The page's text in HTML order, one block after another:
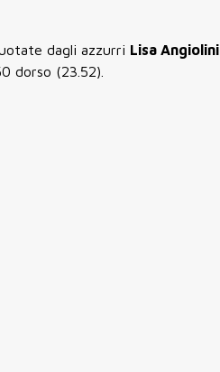
dagli azzurri Lisa Angiolini
dorso (23.52).